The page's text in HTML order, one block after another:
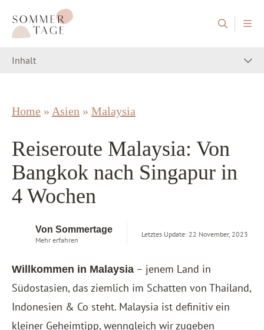
Zum Inhalt springen
Sommertage - Der Reiseblog aus Österreich
Inhalt
Home » Asien » Malaysia
Reiseroute Malaysia: Von
Bangkok nach Singapur in
4 Wochen
Von Sommertage
Mehr erfahren
Letztes Update: 22 November, 2023
Willkommen in Malaysia – jenem Land in
Südostasien, das ziemlich im Schatten von Thailand,
Indonesien & Co steht. Malaysia ist definitiv ein
kleiner Geheimtipp, wenngleich wir zugeben